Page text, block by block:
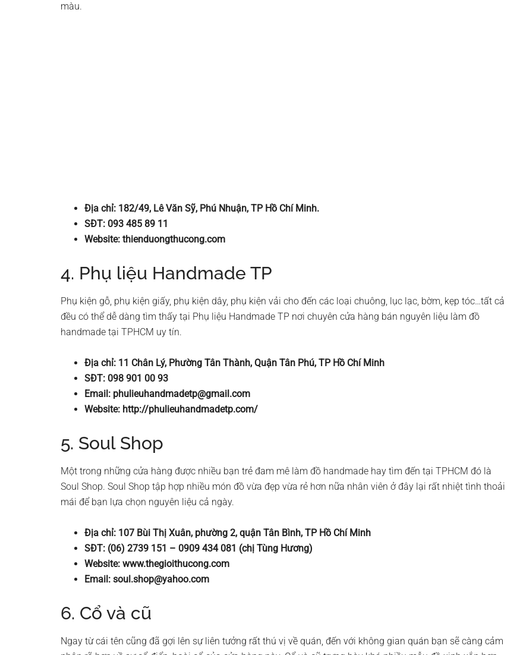
màu.
Địa chỉ: 182/49, Lê Văn Sỹ, Phú Nhuận, TP Hồ Chí Minh.
SĐT: 093 485 89 11
Website: thienduongthucong.com
4. Phụ liệu Handmade TP
Phụ kiện gỗ, phụ kiện giấy, phụ kiện dây, phụ kiện vải cho đến các loại chuông, lục lạc, bờm, kẹp tóc…tất cả
đều có thể dễ dàng tìm thấy tại Phụ liệu Handmade TP nơi chuyên cửa hàng bán nguyên liệu làm đồ
handmade tại TPHCM uy tín.
Địa chỉ: 11 Chân Lý, Phường Tân Thành, Quận Tân Phú, TP Hồ Chí Minh
SĐT: 098 901 00 93
Email: phulieuhandmadetp@gmail.com
Website: http://phulieuhandmadetp.com/
5. Soul Shop
Một trong những cửa hàng được nhiều bạn trẻ đam mê làm đồ handmade hay tìm đến tại TPHCM đó là
Soul Shop. Soul Shop tập hợp nhiều món đồ vừa đẹp vừa rẻ hơn nữa nhân viên ở đây lại rất nhiệt tình thoải
mái để bạn lựa chọn nguyên liệu cả ngày.
Địa chỉ: 107 Bùi Thị Xuân, phường 2, quận Tân Bình, TP Hồ Chí Minh
SĐT: (06) 2739 151 – 0909 434 081 (chị Tùng Hương)
Website: www.thegioithucong.com
Email: soul.shop@yahoo.com
6. Cổ và cũ
Ngay từ cái tên cũng đã gợi lên sự liên tưởng rất thú vị về quán, đến với không gian quán bạn sẽ càng cảm